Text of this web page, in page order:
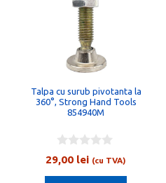
Talpa cu surub pivotanta la
360°, Strong Hand Tools
854940M
0
o
u
29,00 lei (cu TVA)